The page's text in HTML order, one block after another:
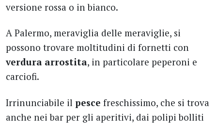
versione rossa o in bianco.
A Palermo, meraviglia delle meraviglie, si
possono trovare moltitudini di fornetti con
verdura arrostita, in particolare peperoni e
carciofi.
Irrinunciabile il pesce freschissimo, che si trova
anche nei bar per gli aperitivi, dai polipi bolliti